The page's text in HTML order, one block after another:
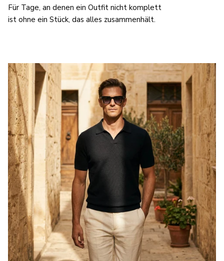
Für Tage, an denen ein Outfit nicht komplett
ist ohne ein Stück, das alles zusammenhält.